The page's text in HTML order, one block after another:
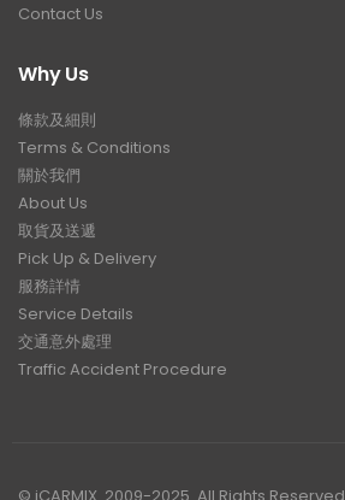
Contact Us
Why Us
條款及細則
Terms & Conditions
關於我們
About Us
取貨及送遞
Pick Up & Delivery
服務詳情
Service Details
交通意外處理
Traffic Accident Procedure